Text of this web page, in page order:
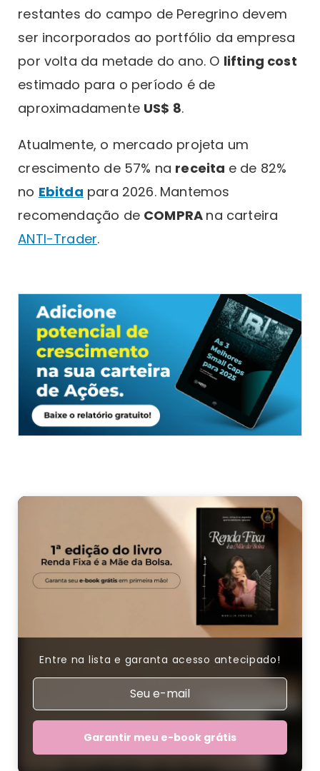
restantes do campo de Peregrino devem
ser incorporados ao portfólio da empresa
por volta da metade do ano. O lifting cost
estimado para o período é de
aproximadamente US$ 8.
Atualmente, o mercado projeta um
crescimento de 57% na receita e de 82%
no Ebitda para 2026. Mantemos
recomendação de COMPRA na carteira
ANTI-Trader.
Entre na lista e garanta acesso antecipado!
Garantir meu e-book grátis